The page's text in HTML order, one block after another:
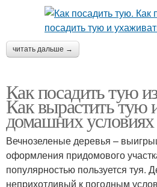
читать дальше →
Как посадить тую
Как вырастить тую
домашних условиях
Вечнозеленые деревья –
оформления придомового
популярностью пользуется туя.
неприхотливый к погодным